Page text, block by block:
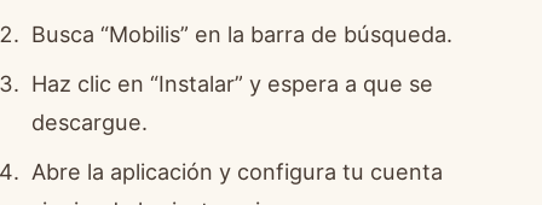
Busca “Mobilis” en la barra de búsqueda.
Haz clic en “Instalar” y espera a que se
descargue.
Abre la aplicación y configura tu cuenta